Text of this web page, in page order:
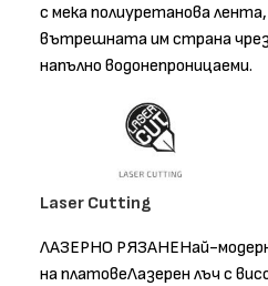
с мека полиуретанова
вътрешната им страна чрез
напълно водонепроницаеми.
Laser Cutting
ЛАЗЕРНО РЯЗАНЕНай-
на платовеЛазерен лъч с